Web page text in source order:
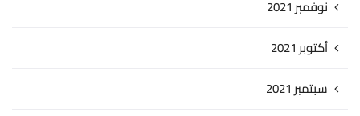
نوفمبر 2021
أكتوبر 2021
سبتمبر 2021